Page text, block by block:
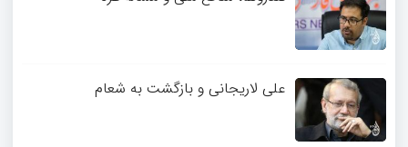
علی لاریجانی و بازگشت به شعام